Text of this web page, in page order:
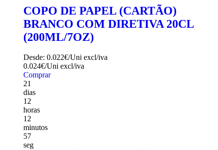
COPO DE PAPEL (CARTÃO)
BRANCO COM DIRETIVA 20CL
(200ML/7OZ)
Desde: 0.022€/Uni excl/iva
0.024€/Uni excl/iva
Comprar
21
dias
12
horas
12
minutos
56
seg